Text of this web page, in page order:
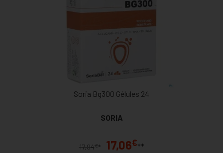
Soria Bg300 Gélules 24
SORIA
17,94€ * 17,06€**